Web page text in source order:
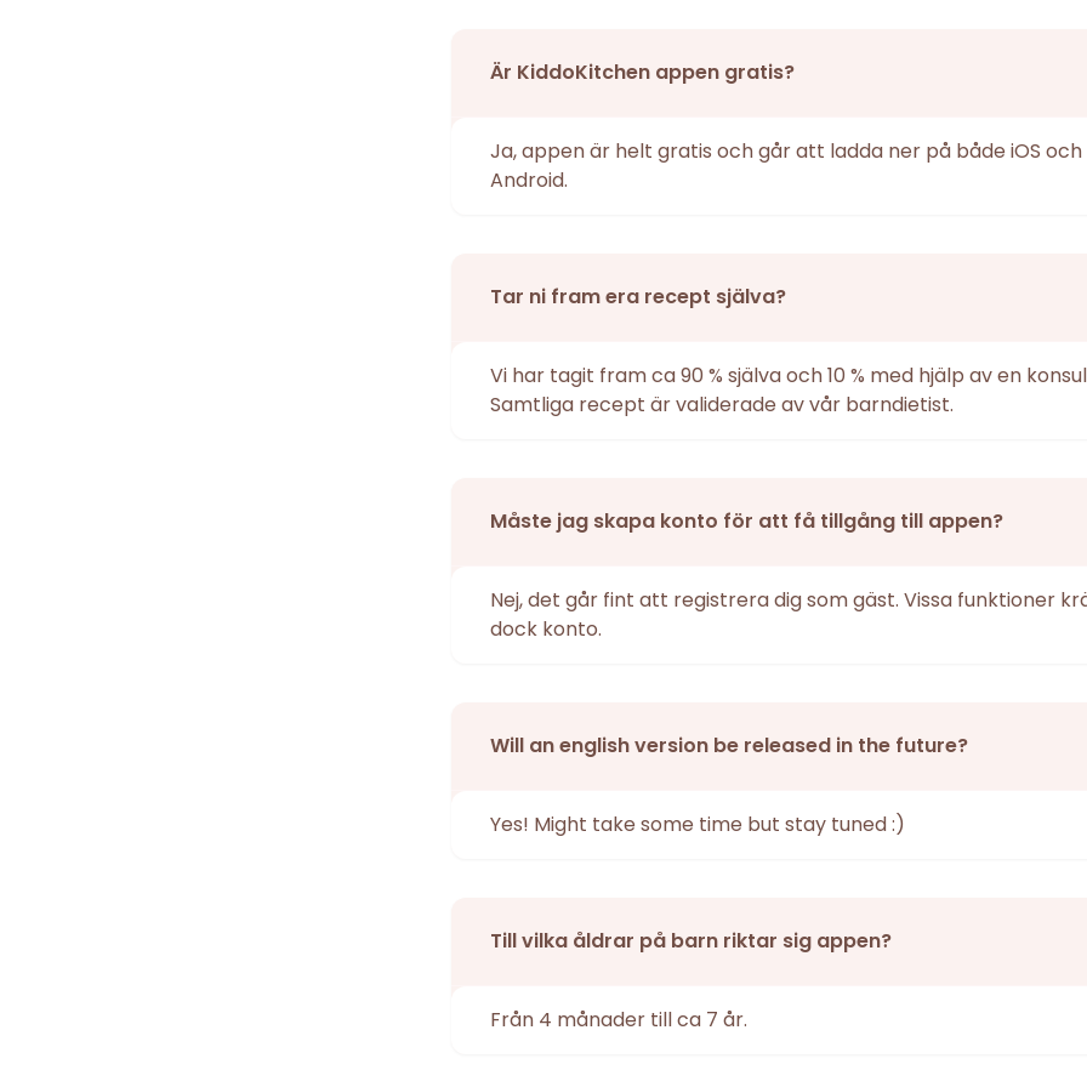
Är KiddoKitchen appen gratis?
Ja, appen är helt gratis och går att ladda ner på både iOS och
Android.
Tar ni fram era recept själva?
Vi har tagit fram ca 90 % själva och 10 % med hjälp av en
Samtliga recept är validerade av vår barndietist.
Måste jag skapa konto för att få tillgång till appen?
Nej, det går fint att registrera dig som gäst. Vissa funktioner
dock konto.
Will an english version be released in the future?
Yes! Might take some time but stay tuned :)
Till vilka åldrar på barn riktar sig appen?
Från 4 månader till ca 7 år.